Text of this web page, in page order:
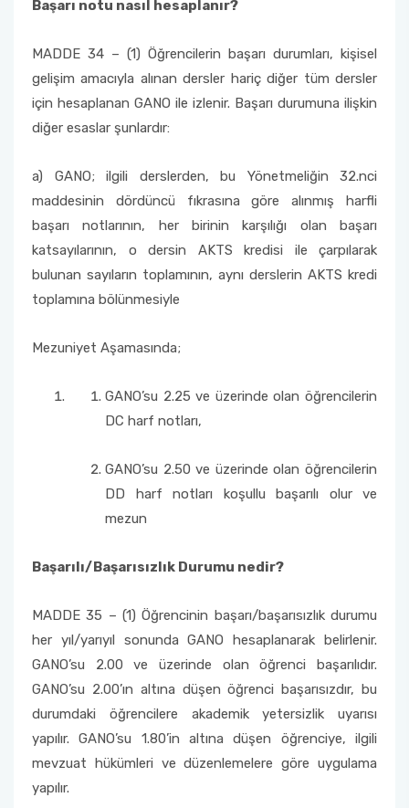
Başarı notu nasıl hesaplanır?
MADDE 34 – (1) Öğrencilerin başarı durumları, kişisel
gelişim amacıyla alınan dersler hariç diğer tüm dersler
için hesaplanan GANO ile izlenir. Başarı durumuna ilişkin
diğer esaslar şunlardır:
a) GANO; ilgili derslerden, bu Yönetmeliğin 32.nci
maddesinin dördüncü fıkrasına göre alınmış harfli
başarı notlarının, her birinin karşılığı olan başarı
katsayılarının, o dersin AKTS kredisi ile çarpılarak
bulunan sayıların toplamının, aynı derslerin AKTS kredi
toplamına bölünmesiyle
Mezuniyet Aşamasında;
GANO’su 2.25 ve üzerinde olan öğrencilerin
DC harf notları,
GANO’su 2.50 ve üzerinde olan öğrencilerin
DD harf notları koşullu başarılı olur ve
mezun
Başarılı/Başarısızlık Durumu nedir?
MADDE 35 – (1) Öğrencinin başarı/başarısızlık durumu
her yıl/yarıyıl sonunda GANO hesaplanarak belirlenir.
GANO’su 2.00 ve üzerinde olan öğrenci başarılıdır.
GANO’su 2.00’ın altına düşen öğrenci başarısızdır, bu
durumdaki öğrencilere akademik yetersizlik uyarısı
yapılır. GANO’su 1.80’in altına düşen öğrenciye, ilgili
mevzuat hükümleri ve düzenlemelere göre uygulama
yapılır.